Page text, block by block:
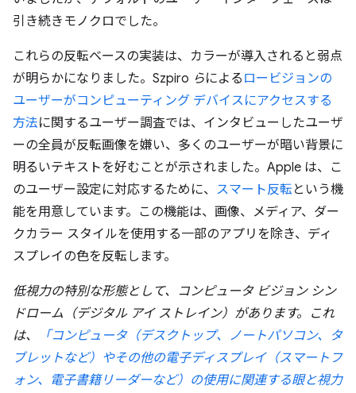
引き続きモノクロでした。
これらの反転ベースの実装は、カラーが導入されると弱点
が明らかになりました。Szpiro らによる ロービジョンの
ユーザーがコンピューティング デバイスにアクセスする
方法に関するユーザー調査では、インタビューしたユーザ
ーの全員が反転画像を嫌い、多くのユーザーが暗い背景に
明るいテキストを好むことが示されました。Apple は、こ
のユーザー設定に対応するために、 スマート反転 という機
能を用意しています。この機能は、画像、メディア、ダー
クカラー スタイルを使用する一部のアプリを除き、ディ
スプレイの色を反転します。
低視力の特別な形態として、コンピュータ ビジョン シン
ドローム（デジタル アイ ストレイン）があります。これ
は、
「コンピュータ（デスクトップ、ノートパソコン、タ
ブレットなど）やその他の電子ディスプレイ（スマートフ
ォン、電子書籍リーダーなど）の使用に関連する眼と視力